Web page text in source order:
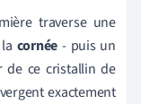
traverse une
cornée - puis un
de ce cristallin de
exactement